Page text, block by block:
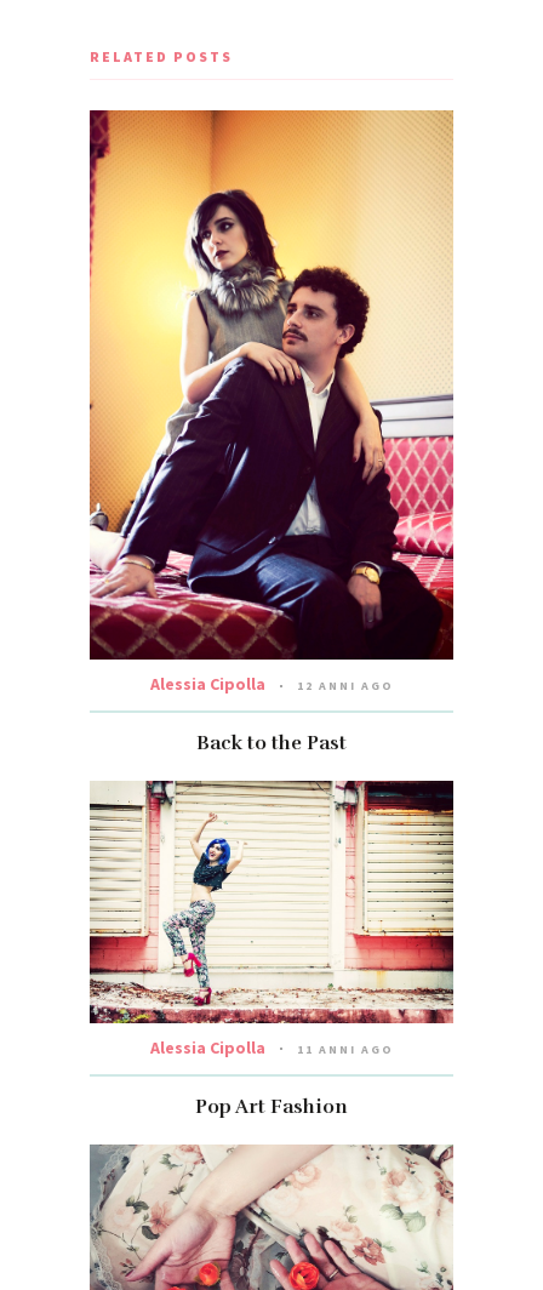
RELATED POSTS
Alessia Cipolla 12 ANNI AGO
Back to the Past
Alessia Cipolla 11 ANNI AGO
Pop Art Fashion